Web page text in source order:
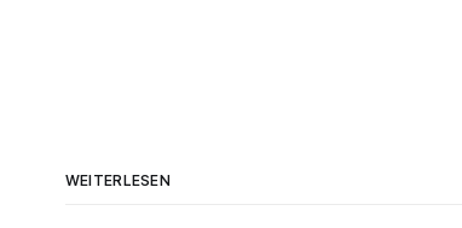
WEITERLESEN